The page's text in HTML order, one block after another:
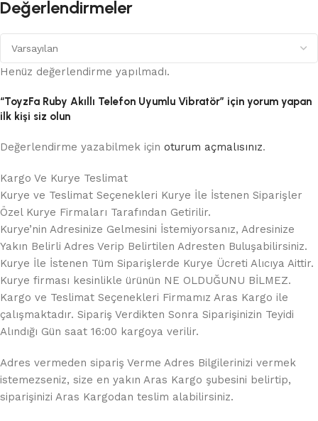
Değerlendirmeler
Henüz değerlendirme yapılmadı.
“ToyzFa Ruby Akıllı Telefon Uyumlu Vibratör” için yorum yapan
ilk kişi siz olun
Değerlendirme yazabilmek için oturum açmalısınız.
Kargo Ve Kurye Teslimat
Kurye ve Teslimat Seçenekleri Kurye İle İstenen Siparişler
Özel Kurye Firmaları Tarafından Getirilir.
Kurye’nin Adresinize Gelmesini İstemiyorsanız, Adresinize
Yakın Belirli Adres Verip Belirtilen Adresten Buluşabilirsiniz.
Kurye İle İstenen Tüm Siparişlerde Kurye Ücreti Alıcıya Aittir.
Kurye firması kesinlikle ürünün NE OLDUĞUNU BİLMEZ.
Kargo ve Teslimat Seçenekleri Firmamız Aras Kargo ile
çalışmaktadır. Sipariş Verdikten Sonra Siparişinizin Teyidi
Alındığı Gün saat 16:00 kargoya verilir.
Adres vermeden sipariş Verme Adres Bilgilerinizi vermek
istemezseniz, size en yakın Aras Kargo şubesini belirtip,
siparişinizi Aras Kargodan teslim alabilirsiniz.